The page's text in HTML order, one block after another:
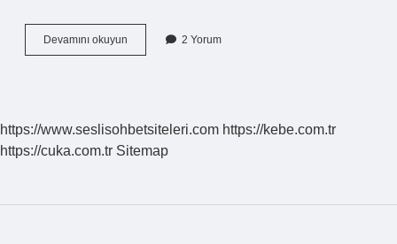
Devamını okuyun Hindistan
Cevizi
2 Yorum
https://www.seslisohbetsiteleri.com https://kebe.com.tr
https://cuka.com.tr Sitemap